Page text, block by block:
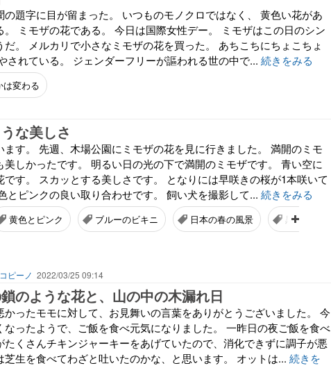
の題字に目が留まった。 いつものモノクロではなく、 黄色い花があ
。 ミモザの花である。 今日は国際女性デー。 ミモザはこの日のシン
だ。 メルカリで小さなミモザの花を買った。 あちこちにちょこちょ
されている。 ジェンダーフリーが謳われる世の中で... 続きをみる
は変わる
な美しさ
ます。 先週、木場公園にミモザの花を見に行きました。 満開のミモ
美しかったです。 明るい日の光の下で満開のミモザです。 青い空に
です。 スカッとする美しさです。 となりには早咲きの桜が1本咲いて
とピンクの良い取り合わせです。 飼い犬を撮影して... 続きをみる
黄色とピンク ブルーのビキニ 日本の春の風景 黒柴
ピーノ 2022/03/25 09:14
のような花と、山の中の木漏れ日
かったモモに対して、お見舞いの言葉をありがとうございました。 今
なったようで、ご飯を食べ元気になりました。 一昨日の夜ご飯を食べ
たくさんチキンジャーキーをあげていたので、消化できずに調子が悪
芝生を食べてわざと吐いたのかな、と思います。 オットは... 続きを